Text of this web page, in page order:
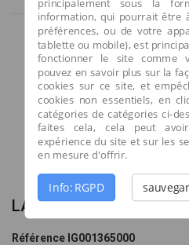
information, qui pourrait être
préférences, ou de votre
tablette ou mobile), est
fonctionner le site comme
pouvez en savoir plus sur la
cookies sur ce site, et
cookies non essentiels, en
catégories de catégories ci-
faites cela, cela peut
expérience du site et sur les
en mesure d'offrir.
Info: RGPD
LAMPE DE TABLE
Référence IG001365000